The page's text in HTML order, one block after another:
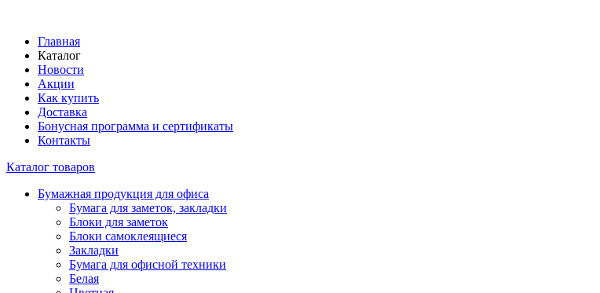
Главная
Каталог
Новости
Акции
Как купить
Доставка
Бонусная программа и сертификаты
Контакты
Каталог товаров
Бумажная продукция для офиса
Бумага для заметок, закладки
Блоки для заметок
Блоки самоклеящиеся
Закладки
Бумага для офисной техники
Белая